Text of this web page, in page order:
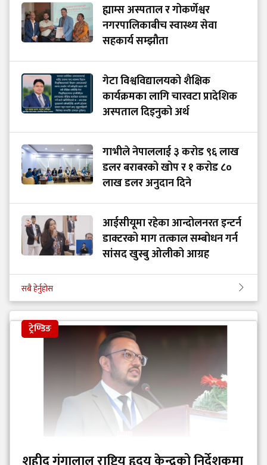
ह्याम्स अस्पताल र गोकर्णेश्वर
नगरपालिकाबीच स्वास्थ्य सेवा
सहकार्य सम्झौता
गेटा विश्वविद्यालयको शैक्षिक
कार्यक्रमका लागि चारवटा प्रादेशिक
अस्पताल दिइनुको अर्थ
गाभीले नेपाललाई ३ करोड ९६ लाख
डलर बराबरको खोप र १ करोड ८०
लाख डलर अनुदान दिने
आईसीयूमा रहेका आन्दोलनरत इन्टर्न
डाक्टरको माग तत्काल सम्बोधन गर्न
सांसद खुस्बु ओलीको आग्रह
सबै हेर्नुहोस
ट्रेण्डिङ